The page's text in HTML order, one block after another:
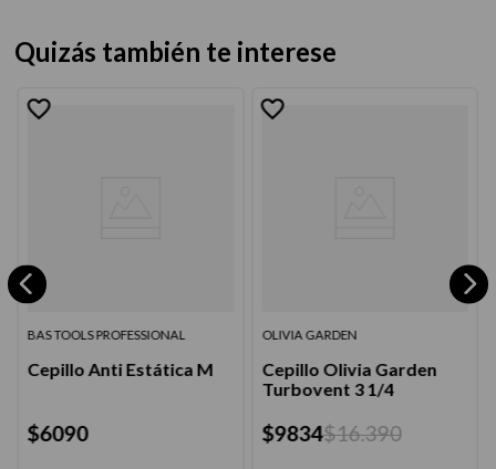
Quizás también te interese
BAS TOOLS PROFESSIONAL
Cepillo Anti Estática M
$6090
OLIVIA GARDEN
Cepillo Olivia Garden
Turbovent 3 1/4
$9834$16.390